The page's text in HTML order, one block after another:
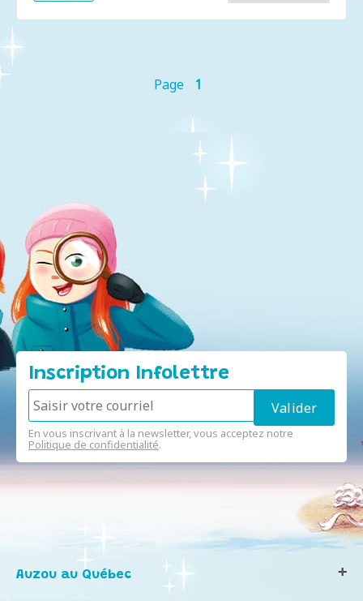
Page 1
Inscription Infolettre
En vous inscrivant à la newsletter, vous acceptez notre
Politique de confidentialité.
Auzou au Québec